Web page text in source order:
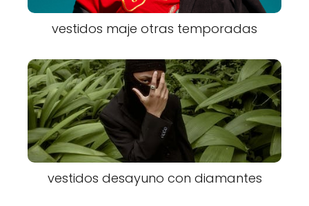
vestidos maje otras temporadas
vestidos desayuno con diamantes